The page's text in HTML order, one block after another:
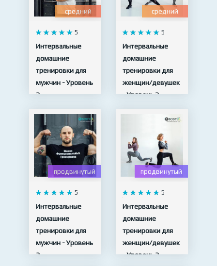
средний
5
Интервальные
домашние
тренировки для
мужчин - Уровень
2
19 видео
средний
5
Интервальные
домашние
тренировки для
женщин/девушек
- Уровень 2
продвинутый
5
Интервальные
домашние
тренировки для
мужчин - Уровень
3
продвинутый
5
Интервальные
домашние
тренировки для
женщин/девушек
- Уровень 3